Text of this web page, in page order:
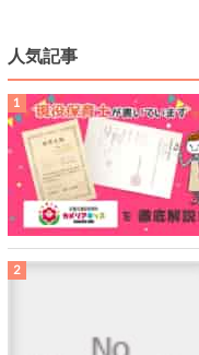
人気記事